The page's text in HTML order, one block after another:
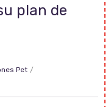
plan de
Pet